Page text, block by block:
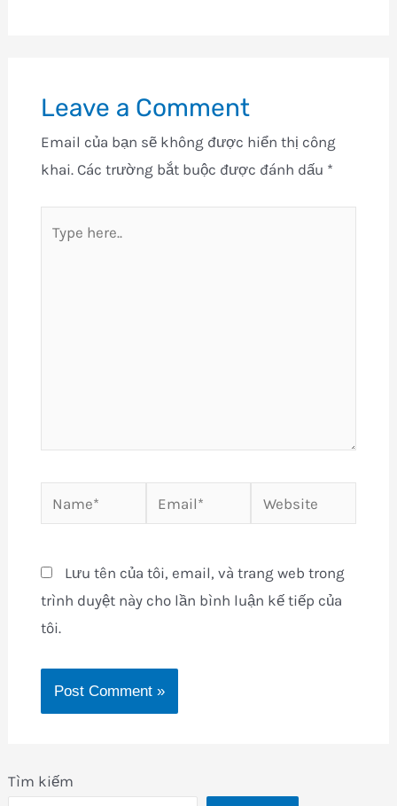
Tìm kiếm
Leave a Comment
Email của bạn sẽ không được hiển thị công
khai. Các trường bắt buộc được đánh dấu *
here..
Email* Website
Lưu tên của tôi, email, và trang web trong
trình duyệt này cho lần bình luận kế tiếp của
tôi.